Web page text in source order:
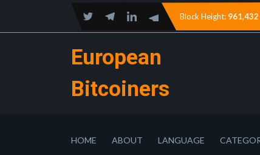
Block Height: 961,432
European
Bitcoiners
HOME ABOUT LANGUAGE